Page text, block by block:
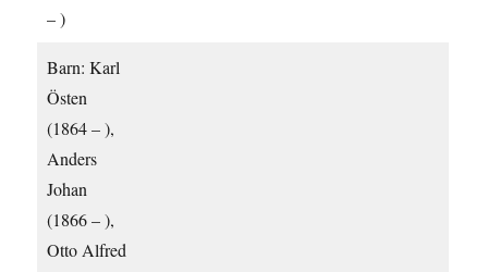
– )
Barn: Karl
Östen
(1864 – ),
Anders
Johan
(1866 – ),
Otto Alfred